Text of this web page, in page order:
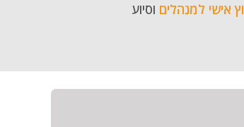
אישי למנהלים וסיוע